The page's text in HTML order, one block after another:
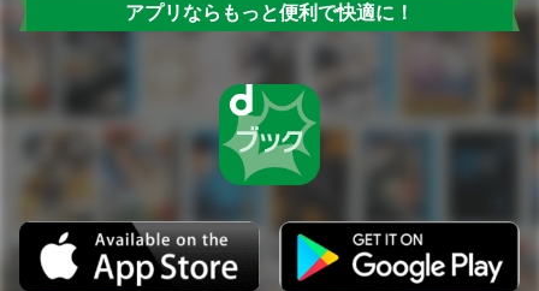
アプリならもっと便利で快適に！